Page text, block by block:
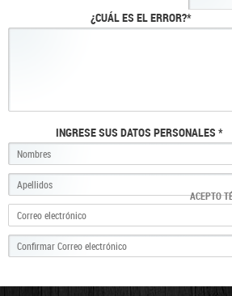
¿CUÁL ES EL ERROR?*
INGRESE SUS DATOS PERSONALES *
ACEPTO